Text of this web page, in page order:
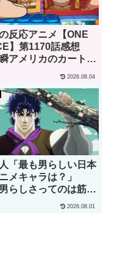
反応アニメ【ONE
】第1170話感想
瞬アメリカのカートゥ
2026.08.04
「最も男らしい日本
メキャラは？」
らしさってのは筋肉
ない」（海外の反応）
2026.08.01